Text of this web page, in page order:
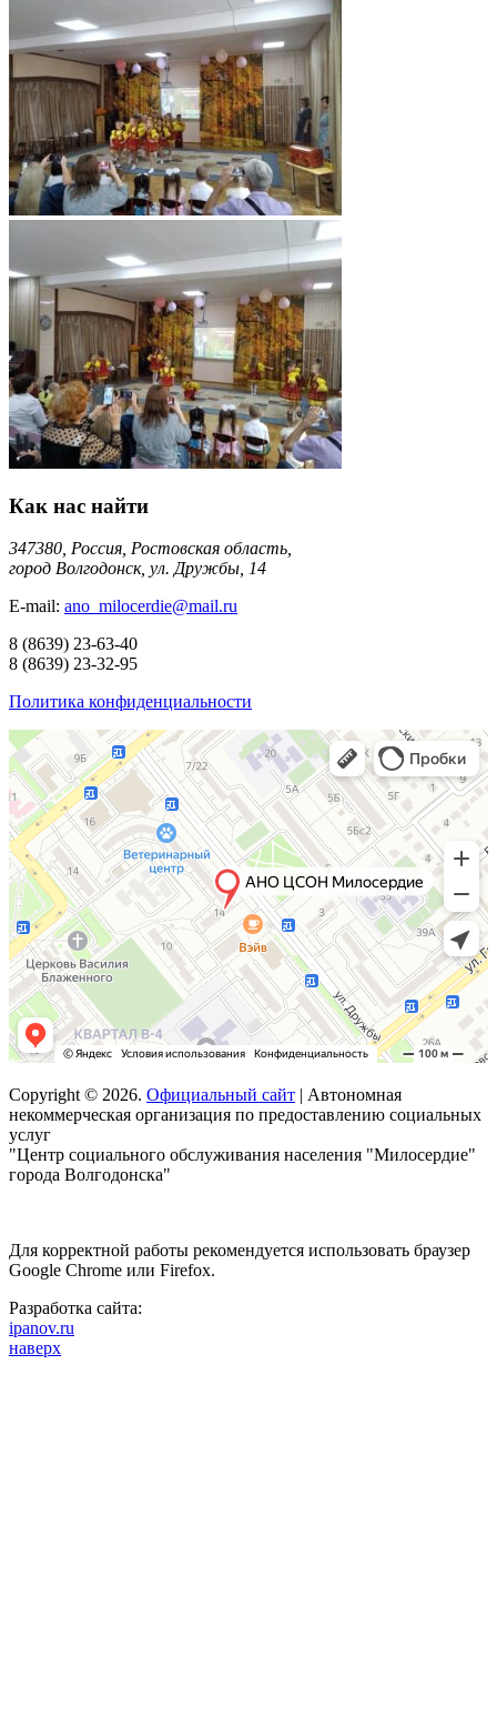
Как нас найти
347380, Россия, Ростовская область,
город Волгодонск, ул. Дружбы, 14
E-mail: ano_milocerdie@mail.ru
8 (8639) 23-63-40
8 (8639) 23-32-95
Политика конфиденциальности
Copyright © 2026. Официальный сайт | Автономная
некоммерческая организация по предоставлению социальных
услуг
"Центр социального обслуживания населения "Милосердие"
города Волгодонска"
Для корректной работы рекомендуется использовать браузер
Google Chrome или Firefox.
Разработка сайта:
ipanov.ru
наверх